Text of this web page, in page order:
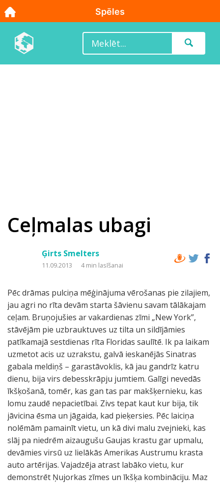
Ceļmalas ubagi
Ģirts Smelters
11.09.2013 4 min lasīšanai
Pēc drāmas pulciņa mēģinājuma vērošanas pie zilajiem,
jau agri no rīta devām starta šāvienu savam tālākajam
ceļam. Bruņojušies ar vakardienas zīmi „New York”,
stāvējām pie uzbrauktuves uz tilta un sildījāmies
patīkamajā sestdienas rīta Floridas saulītē. Ik pa laikam
uzmetot acis uz uzrakstu, galvā ieskanējās Sinatras
gabala meldiņš – garastāvoklis, kā jau gandrīz katru
dienu, bija virs debesskrāpju jumtiem. Galīgi nevedās
īkšķošanā, tomēr, kas gan tas par makšķernieku, kas
lomu zaudē nepacietībai. Zivs tepat kaut kur bija, tik
jāvicina ēsma un jāgaida, kad pieķersies. Pēc laiciņa
nolēmām pamainīt vietu, un kā divi malu zvejnieki, kas
slāj pa niedrēm aizaugušu Gaujas krastu gar upmalu,
devāmies virsū uz lielākās Amerikas Austrumu krasta
auto artērijas. Vajadzēja atrast labāko vietu, kur
demonstrēt Ņujorkas zīmes un īkšķa kombināciju. Maz